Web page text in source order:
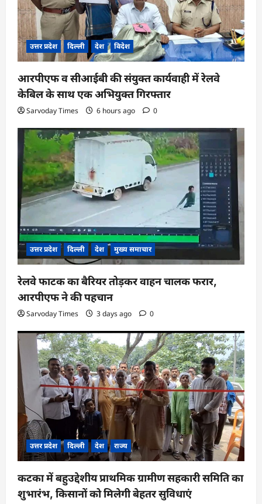
उत्तर प्रदेश दिल्ली देश विदेश
आरपीएफ व सीआईबी की संयुक्त कार्यवाही में रेलवे
केबिल के साथ एक अभियुक्त गिरफ्तार
Sarvoday Times 6 hours ago 0
उत्तर प्रदेश दिल्ली देश मुख्य समाचार
रेलवे फाटक का बैरियर तोड़कर वाहन चालक फरार,
आरपीएफ ने की पहचान
Sarvoday Times 3 days ago 0
उत्तर प्रदेश दिल्ली देश राज्य
कटका में बहुउद्देशीय प्राथमिक ग्रामीण सहकारी समिति का
शुभारंभ, किसानों को मिलेगी बेहतर सुविधाएं